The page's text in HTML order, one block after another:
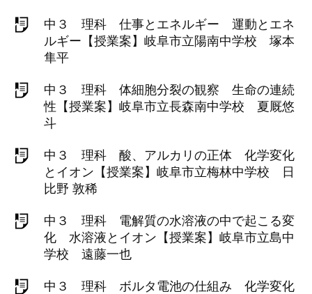
中３ 理科 仕事とエネルギー 運動とエネ
ルギー【授業案】岐阜市立陽南中学校 塚本
隼平
中３ 理科 体細胞分裂の観察 生命の連続
性【授業案】岐阜市立長森南中学校 夏厩悠
斗
中３ 理科 酸、アルカリの正体 化学変化
とイオン【授業案】岐阜市立梅林中学校 日
比野 敦稀
中３ 理科 電解質の水溶液の中で起こる変
化 水溶液とイオン【授業案】岐阜市立島中
学校 遠藤一也
中３ 理科 ボルタ電池の仕組み 化学変化